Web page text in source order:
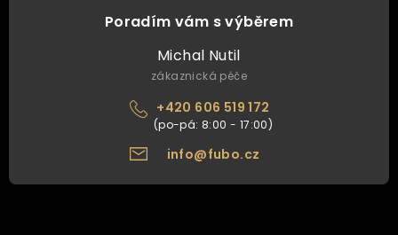
Poradím vám s výběrem
Michal Nutil
zákaznická péče
+420 606 519 172
info@fubo.cz